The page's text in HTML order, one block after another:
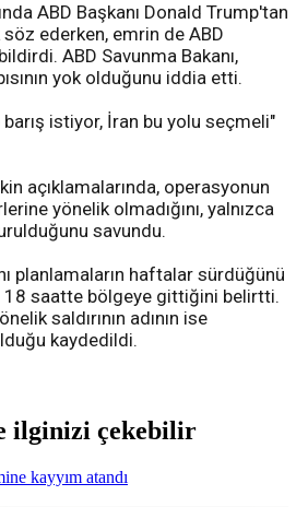
ABD Başkanı Donald Trump'tan
ederken, emrin de ABD
ABD Savunma Bakanı,
yok olduğunu iddia etti.
istiyor, İran bu yolu seçmeli"
açıklamalarında, operasyonun
yönelik olmadığını, yalnızca
savundu.
planlamaların haftalar sürdüğünü
18 saatte bölgeye gittiğini belirtti.
saldırının adının ise
kaydedildi.
ilginizi çekebilir
kayyım atandı